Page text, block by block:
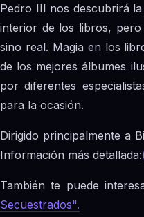
Pedro III nos descubrirá
interior de los libros,
sino real. Magia en los
de los mejores álbumes
por diferentes
para la ocasión.
Dirigido principalmente a
Información más detallada:
También te puede
Secuestrados".